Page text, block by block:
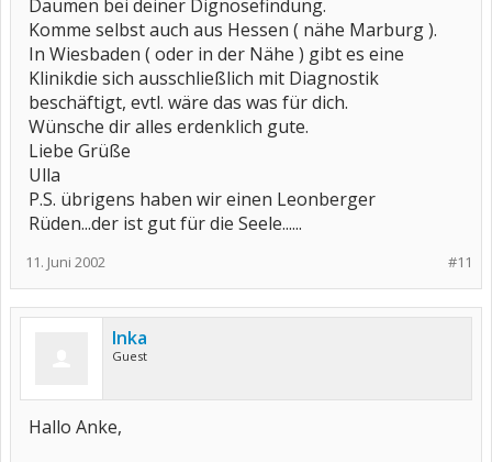
Daumen bei deiner Dignosefindung.
Komme selbst auch aus Hessen ( nähe Marburg ).
In Wiesbaden ( oder in der Nähe ) gibt es eine
Klinikdie sich ausschließlich mit Diagnostik
beschäftigt, evtl. wäre das was für dich.
Wünsche dir alles erdenklich gute.
Liebe Grüße
Ulla
P.S. übrigens haben wir einen Leonberger
Rüden...der ist gut für die Seele......
#11
11. Juni 2002
Inka
Guest
Hallo Anke,